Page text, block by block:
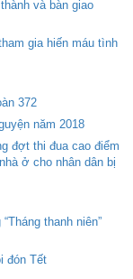
và bàn giao
gia hiến máu tình
372
năm 2018
đợt thi đua cao điểm
ở cho nhân dân bị
thanh niên”
đón Tết